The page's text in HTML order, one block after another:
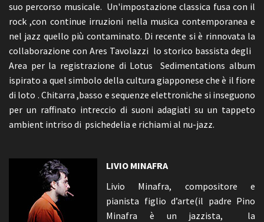
suo percorso musicale. Un'impostazione classica fusa con il
rock ,con continue irruzioni nella musica contemporanea e
nel jazz quello più contaminato. Di recente si è rinnovata la
collaborazione con Ares Tavolazzi lo storico bassista degli
Area per la registrazione di Lotus Sedimentations album
ispirato a quel simbolo della cultura giapponese che è il fiore
di loto . Chitarra ,basso e sequenze elettroniche si inseguono
per un raffinato intreccio di suoni adagiati su un tappeto
ambient intriso di psichedelia e richiami al nu-jazz.
LIVIO MINAFRA
Livio Minafra, compositore e
pianista figlio d’arte(il padre Pino
Minafra è un jazzista, la